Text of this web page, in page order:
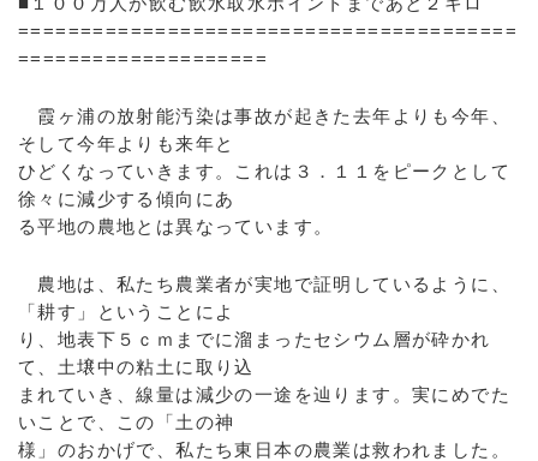
========================================
====================
霞ヶ浦の放射能汚染は事故が起きた去年よりも今年、
そして今年よりも来年と
ひどくなっていきます。これは３．１１をピークとして
徐々に減少する傾向にあ
る平地の農地とは異なっています。
農地は、私たち農業者が実地で証明しているように、
「耕す」ということによ
り、地表下５ｃｍまでに溜まったセシウム層が砕かれ
て、土壌中の粘土に取り込
まれていき、線量は減少の一途を辿ります。実にめでた
いことで、この「土の神
様」のおかげで、私たち東日本の農業は救われました。